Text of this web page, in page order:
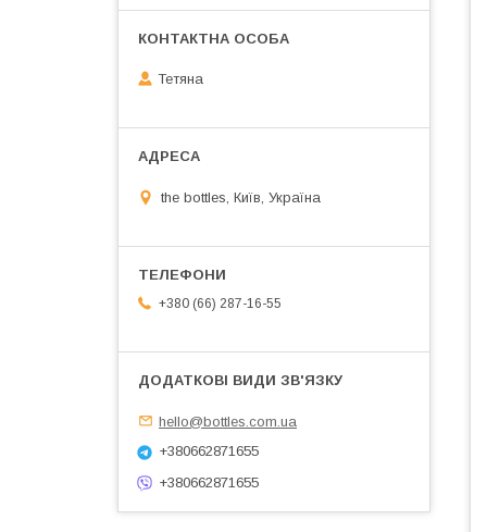
Тетяна
the bottles, Київ, Україна
+380 (66) 287-16-55
hello@bottles.com.ua
+380662871655
+380662871655